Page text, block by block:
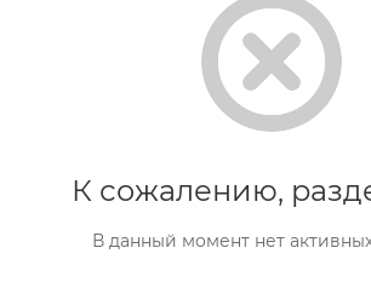
К сожалению,
В данный момент нет